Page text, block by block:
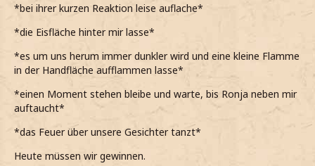
*ihm folge*
*er ihn den Wald einbiegt*
*echt gespannt auf den Plan bin*
*erstmal mit Max in den ZS gehe*
*bei ihrer kurzen Reaktion leise auflache*
*die Eisfläche hinter mir lasse*
*es um uns herum immer dunkler wird und eine kleine Flamme
in der Handfläche aufflammen lasse*
*einen Moment stehen bleibe und warte, bis Ronja neben mir
auftaucht*
*das Feuer über unsere Gesichter tanzt*
Heute müssen wir gewinnen.